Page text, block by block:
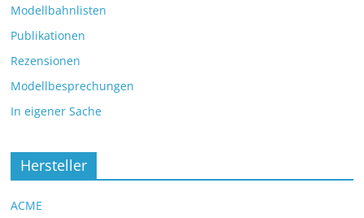
Modellbahnlisten
Publikationen
Rezensionen
Modellbesprechungen
In eigener Sache
Hersteller
ACME